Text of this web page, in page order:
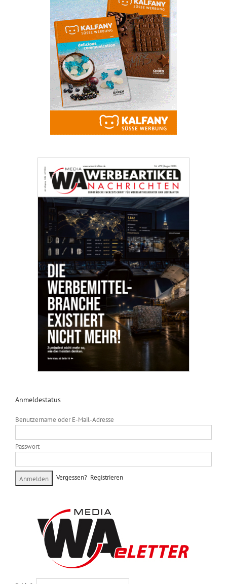
Anmeldestatus
Benutzername oder E-Mail-Adresse
Passwort
Vergessen? Registrieren